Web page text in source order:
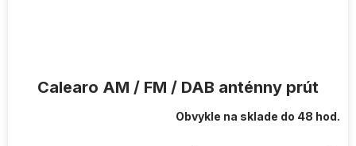
Calearo AM / FM / DAB anténny prút
Obvykle na sklade do 48 hod.